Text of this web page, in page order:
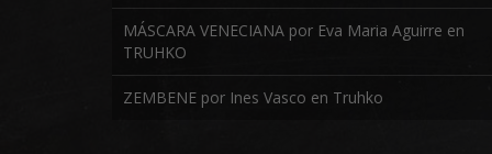
MÁSCARA VENECIANA por Eva Maria Aguirre en
TRUHKO
ZEMBENE por Ines Vasco en Truhko